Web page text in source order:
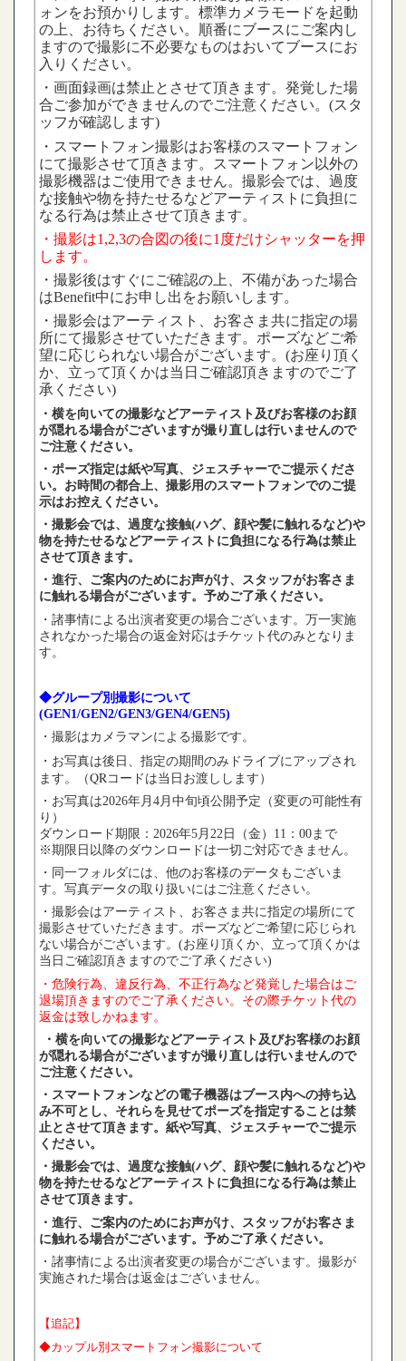
ォンをお預かりします。標準カメラモードを起動
の上、お待ちください。順番にブースにご案内し
ますので撮影に不必要なものはおいてブースにお
入りください。
・画面録画は禁止とさせて頂きます。発覚した場
合ご参加ができませんのでご注意ください。(スタ
ッフが確認します)
・スマートフォン撮影はお客様のスマートフォン
にて撮影させて頂きます。スマートフォン以外の
撮影機器はご使用できません。撮影会では、過度
な接触や物を持たせるなどアーティストに負担に
なる行為は禁止させて頂きます。
・撮影は1,2,3の合図の後に1度だけシャッターを押
します。
・撮影後はすぐにご確認の上、不備があった場合
はBenefit中にお申し出をお願いします。
・撮影会はアーティスト、お客さま共に指定の場
所にて撮影させていただきます。ポーズなどご希
望に応じられない場合がございます。 (お座り頂く
か、立って頂くかは当日ご確認頂きますのでご了
承ください)
・横を向いての撮影などアーティスト及びお客様のお顔
が隠れる場合がございますが撮り直しは行いませんので
ご注意ください。
・ポーズ指定は紙や写真、ジェスチャーでご提示くださ
い。お時間の都合上、撮影用のスマートフォンでのご提
示はお控えください。
・撮影会では、過度な接触(ハグ、顔や髪に触れるなど)や
物を持たせるなどアーティストに負担になる行為は禁止
させて頂きます。
・進行、ご案内のためにお声がけ、スタッフがお客さま
に触れる場合がございます。予めご了承ください。
・ 諸事情による出演者変更の場合ございます。万一実施
されなかった場合の返金対応はチケット代のみとなりま
す。
◆グループ別撮影について
(GEN1/GEN2/GEN3/GEN4/GEN5)
・撮影はカメラマンによる撮影です。
・お写真は後日、指定の期間のみドライブにアップされ
ます。
（QRコードは当日お渡しします）
・お写真は2026年月4月中旬頃公開予定（変更の可能性有
り）
ダウンロード期限：2026年5月22日（金）11：00まで
※期限日以降のダウンロードは一切ご対応できません。
・同一フォルダには、他のお客様のデータもございま
す。写真データの取り扱いにはご注意ください。
・撮影会はアーティスト、お客さま共に指定の場所にて
撮影させていただきます。ポーズなどご希望に応じられ
ない場合がございます。 (お座り頂くか、立って頂くかは
当日ご確認頂きますのでご了承ください)
・危険行為、違反行為、不正行為など発覚した場合はご
退場頂きますのでご了承ください。その際チケット代の
返金は致しかねます。
・横を向いての撮影などアーティスト及びお客様のお顔
が隠れる場合がございますが撮り直しは行いませんので
ご注意ください。
・スマートフォンなどの電子機器はブース内への持ち込
み不可とし、それらを見せてポーズを指定することは禁
止とさせて頂きます。紙や写真、ジェスチャーでご提示
ください。
・撮影会では、過度な接触(ハグ、顔や髪に触れるなど)や
物を持たせるなどアーティストに負担になる行為は禁止
させて頂きます。
・進行、ご案内のためにお声がけ、スタッフがお客さま
に触れる場合がございます。予めご了承ください。
・ 諸事情による出演者変更の場合がございます。撮影が
実施された場合は返金はございません。
【追記】
◆カップル別スマートフォン撮影について